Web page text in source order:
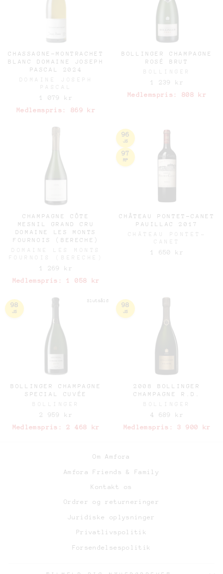
CHASSAGNE-MONTRACHET
BLANC DOMAINE JOSEPH
PASCAL 2024
DOMAINE JOSEPH
PASCAL
1 079 kr
Medlemspris:
869 kr
BOLLINGER CHAMPAGNE
ROSÉ BRUT
BOLLINGER
1 239 kr
Medlemspris:
808 kr
CHAMPAGNE CÔTE
MESNIL GRAND CRU
DOMAINE LES MONTS
FOURNOIS (BERECHE)
DOMAINE LES MONTS
FOURNOIS (BERECHE)
1 269 kr
Medlemspris:
1 058 kr
96
JS
97
RP
CHÂTEAU PONTET-CANET
PAUILLAC 2017
CHÂTEAU PONTET-
CANET
1 650 kr
Slutsåld
98
JS
BOLLINGER CHAMPAGNE
SPECIAL CUVÉE
BOLLINGER
2 959 kr
Medlemspris:
2 468 kr
98
JS
2008 BOLLINGER
CHAMPAGNE R.D.
BOLLINGER
4 689 kr
Medlemspris:
3 900 kr
Om Amfora
Amfora Friends & Family
Kontakt os
Ordrer og returneringer
Juridiske oplysninger
Privatlivspolitik
Forsendelsespolitik